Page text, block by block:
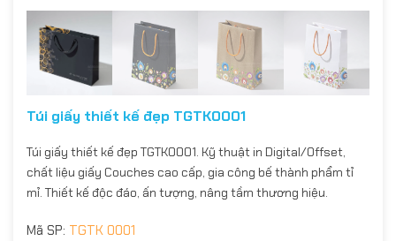
Túi giấy thiết kế đẹp TGTK0001
Túi giấy thiết kế đẹp TGTK0001. Kỹ thuật in Digital/Offset,
chất liệu giấy Couches cao cấp, gia công bế thành phẩm tỉ
mỉ. Thiết kế độc đáo, ấn tượng, nâng tầm thương hiệu.
Mã SP: TGTK 0001